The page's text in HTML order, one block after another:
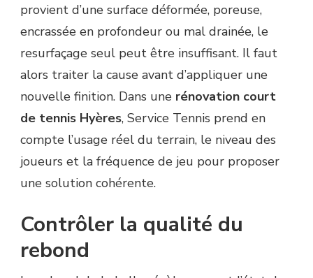
provient d’une surface déformée, poreuse,
encrassée en profondeur ou mal drainée, le
resurfaçage seul peut être insuffisant. Il faut
alors traiter la cause avant d’appliquer une
nouvelle finition. Dans une rénovation court
de tennis Hyères, Service Tennis prend en
compte l’usage réel du terrain, le niveau des
joueurs et la fréquence de jeu pour proposer
une solution cohérente.
Contrôler la qualité du
rebond